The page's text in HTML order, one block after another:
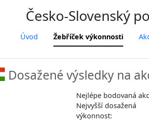
Česko-Slovenský
Úvod Žebříček výkonnosti
Dosažené výsledky na
Nejlépe bodovaná
Nejvyšší dosažená
výkonnost: